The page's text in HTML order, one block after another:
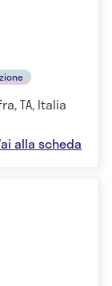
TA, Italia
alla scheda